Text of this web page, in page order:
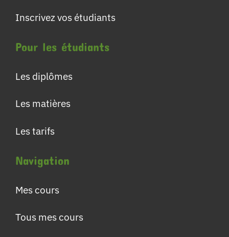
Inscrivez vos étudiants
Pour les étudiants
Les diplômes
Les matières
Les tarifs
Navigation
Mes cours
Tous mes cours